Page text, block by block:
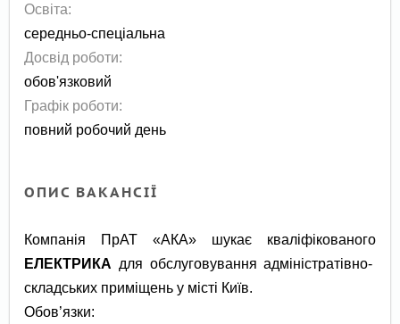
Освіта:
середньо-спеціальна
Досвід роботи:
обов'язковий
Графік роботи:
повний робочий день
ОПИС ВАКАНСІЇ
Компанія ПрАТ «АКА» шукає кваліфікованого
ЕЛЕКТРИКА для обслуговування адміністратівно-
складських приміщень у місті Київ.
Обов’язки: